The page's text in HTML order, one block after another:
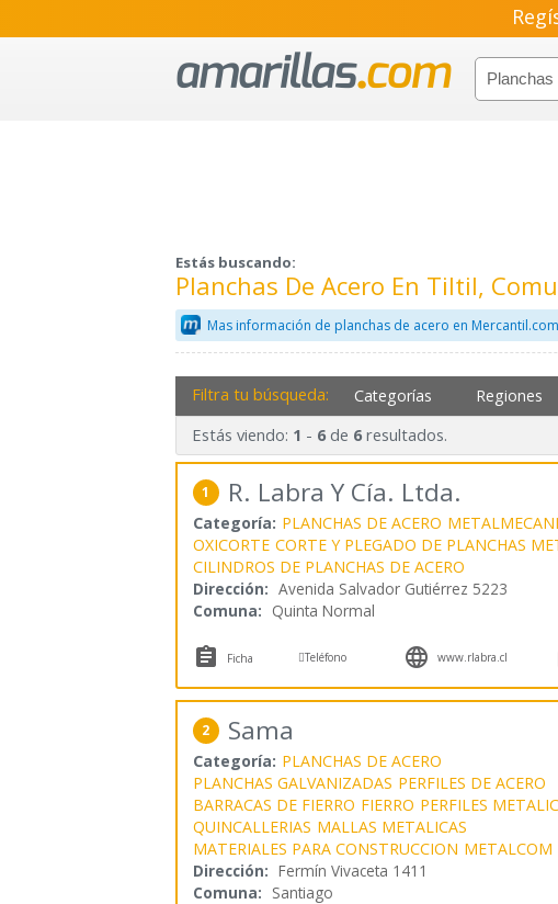
Estás buscando:
Planchas De Acero En Tiltil,
Mas información de planchas de acero en Mercantil.com
Filtra tu búsqueda: Categorías Regiones
Estás viendo: 1 - 6de 6resultados.
1 R. Labra Y Cía. Ltda.
Categoría: PLANCHAS DE ACERO
OXICORTE CORTE Y PLEGADO DE PLANCHAS
CILINDROS DE PLANCHAS DE ACERO
Dirección: Avenida Salvador Gutiérrez 5223
Comuna: Quinta Normal
 Ficha Teléfono  www.rlabra.cl
2 Sama
Categoría: PLANCHAS DE ACERO
PLANCHAS GALVANIZADAS PERFILES DE ACERO
BARRACAS DE FIERRO FIERRO PERFILES
QUINCALLERIAS MALLAS METALICAS
MATERIALES PARA CONSTRUCCION METALCOM
Dirección: Fermín Vivaceta 1411
Comuna: Santiago